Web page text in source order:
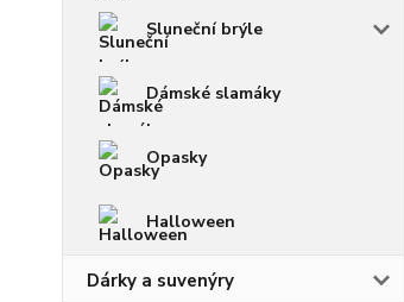
Sluneční brýle
Dámské slamáky
Opasky
Halloween
Dárky a suvenýry